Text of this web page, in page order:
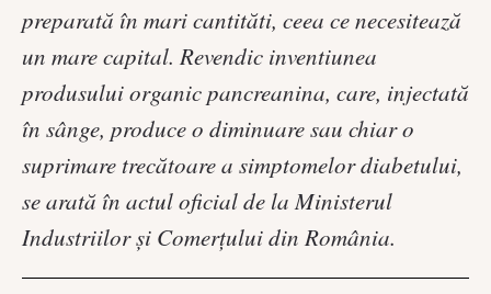
preparată în mari cantităti, ceea ce necesitează
un mare capital. Revendic inventiunea
produsului organic pancreanina, care, injectată
în sânge, produce o diminuare sau chiar o
suprimare trecătoare a simptomelor diabetului,
se arată în actul oficial de la Ministerul
Industriilor şi Comerţului din România.